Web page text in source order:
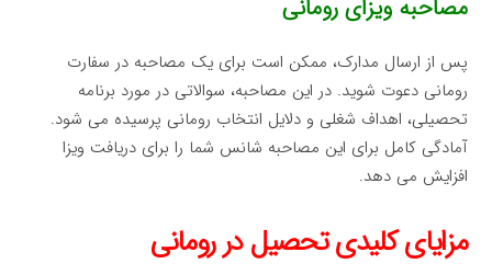
مصاحبه ویزای رومانی
پس از ارسال مدارک، ممکن است برای یک مصاحبه در سفارت
رومانی دعوت شوید. در این مصاحبه، سوالاتی در مورد برنامه
تحصیلی، اهداف شغلی و دلایل انتخاب رومانی پرسیده می شود.
آمادگی کامل برای این مصاحبه شانس شما را برای دریافت ویزا
افزایش می دهد.
مزایای کلیدی تحصیل در رومانی